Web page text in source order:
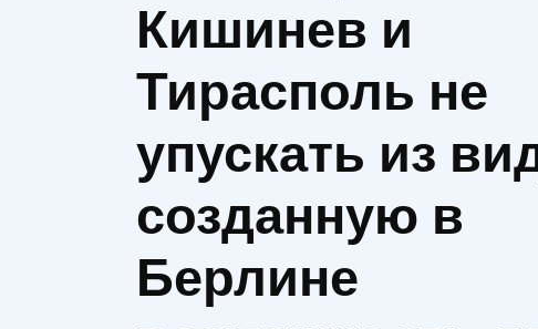
Кишинев и
Тирасполь не
упускать из
созданную в
Берлине